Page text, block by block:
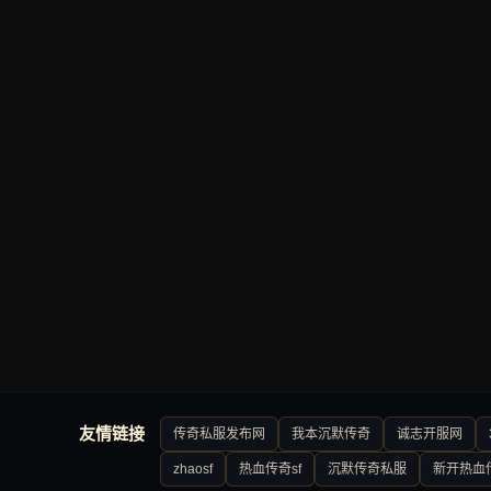
友情链接 传奇私服发布网 我本沉默传奇 诚志开服网
zhaosf 热血传奇sf 沉默传奇私服 新开热血